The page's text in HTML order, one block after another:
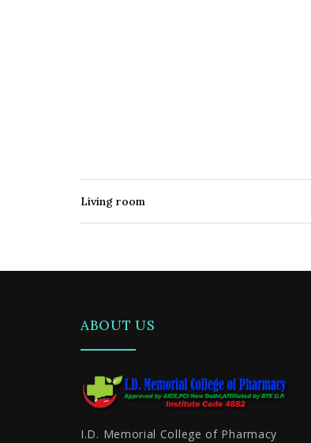
Living room
ABOUT US
I.D. Memorial College of Pharmacy